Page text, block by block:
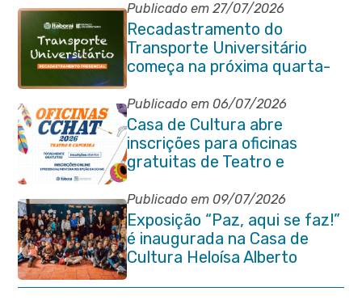
Publicado em 27/07/2026
Recadastramento do
Transporte Universitário
começa na próxima quarta-
feira (29/07)
Publicado em 06/07/2026
Casa de Cultura abre
inscrições para oficinas
gratuitas de Teatro e
Capoeira
Publicado em 09/07/2026
Exposição “Paz, aqui se faz!”
é inaugurada na Casa de
Cultura Heloísa Alberto
Torres